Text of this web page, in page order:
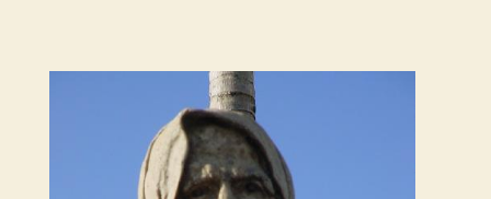
esta abençoada semana de orações no programa de rádio
Momento de Fé, vamos juntos formar uma forte corrente de
orações com o Padre Marcelo. Não desista do milagre, da cura;
tenha fé, creia firmemente e ore incessantemente até que o
Kairós aconteça em sua vida. Fique no Amor Ágape de Jesus e